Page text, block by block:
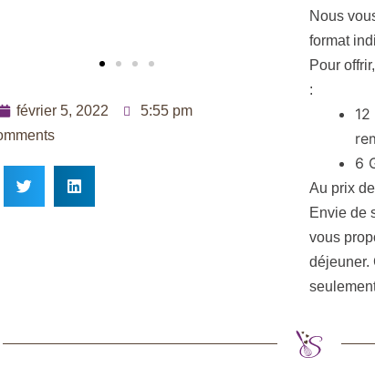
février 5, 2022
5:55 pm
Nous
format
Pour
:
6
Au prix
Envie de
vous
déjeuner.